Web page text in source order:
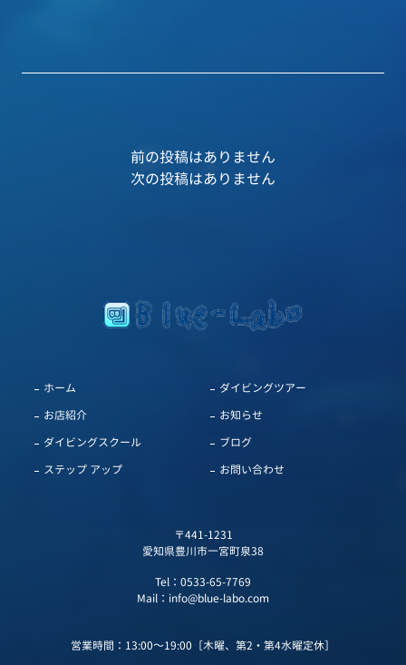
前の投稿はありません
次の投稿はありません
ホーム
お店紹介
ダイビングスクール
ステップ アップ
ダイビングツアー
お知らせ
ブログ
お問い合わせ
〒441-1231
愛知県豊川市一宮町泉38
Tel： 0533-65-7769
Mail： info@blue-labo.com
営業時間：13:00～19:00［木曜、第2・第4水曜定休］